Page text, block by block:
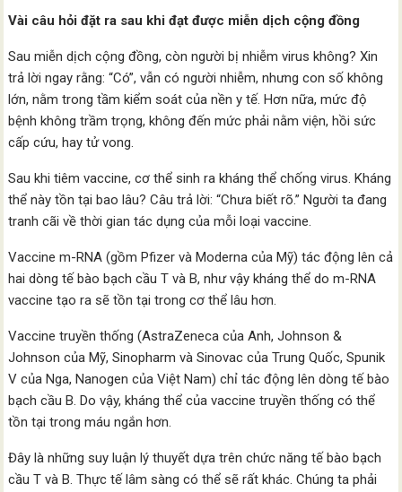
Vài câu hỏi đặt ra sau khi đạt được miễn dịch cộng đồng
Sau miễn dịch cộng đồng, còn người bị nhiễm virus không? Xin
trả lời ngay rằng: “Có”, vẫn có người nhiễm, nhưng con số không
lớn, nằm trong tầm kiểm soát của nền y tế. Hơn nữa, mức độ
bệnh không trầm trọng, không đến mức phải nằm viện, hồi sức
cấp cứu, hay tử vong.
Sau khi tiêm vaccine, cơ thể sinh ra kháng thể chống virus. Kháng
thể này tồn tại bao lâu? Câu trả lời: “Chưa biết rõ.” Người ta đang
tranh cãi về thời gian tác dụng của mỗi loại vaccine.
Vaccine m-RNA (gồm Pfizer và Moderna của Mỹ) tác động lên cả
hai dòng tế bào bạch cầu T và B, như vậy kháng thể do m-RNA
vaccine tạo ra sẽ tồn tại trong cơ thể lâu hơn.
Vaccine truyền thống (AstraZeneca của Anh, Johnson &
Johnson của Mỹ, Sinopharm và Sinovac của Trung Quốc, Spunik
V của Nga, Nanogen của Việt Nam) chỉ tác động lên dòng tế bào
bạch cầu B. Do vậy, kháng thể của vaccine truyền thống có thể
tồn tại trong máu ngắn hơn.
Đây là những suy luận lý thuyết dựa trên chức năng tế bào bạch
cầu T và B. Thực tế lâm sàng có thể sẽ rất khác. Chúng ta phải